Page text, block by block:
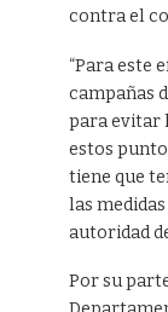
contra el
“Para este
campañas
para evitar
estos
tiene que
las
autoridad
Por su